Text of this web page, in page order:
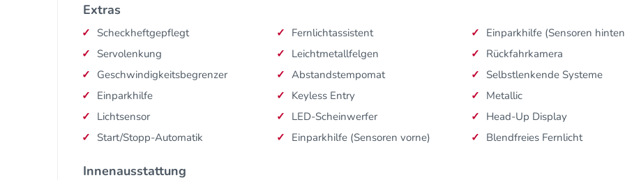
Extras
Scheckheftgepflegt
Servolenkung
Geschwindigkeitsbegrenzer
Einparkhilfe
Lichtsensor
Start/Stopp-Automatik
Fernlichtassistent
Leichtmetallfelgen
Abstandstempomat
Keyless Entry
LED-Scheinwerfer
Einparkhilfe (Sensoren vorne)
Einparkhilfe (Sensoren
Rückfahrkamera
Selbstlenkende Systeme
Metallic
Head-Up Display
Blendfreies Fernlicht
Innenausstattung